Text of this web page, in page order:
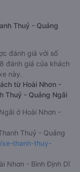
Thuỷ - Quảng
đánh giá với số
đánh giá của khách
này.
từ Hoài Nhơn -
Thuỷ - Quảng Ngãi
ở Hoài Nhơn -
Thuỷ - Quảng
xe-thanh-thuy-
Nhơn - Bình Định Dĩ